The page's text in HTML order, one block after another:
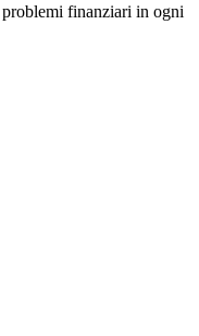
finanziari in ogni